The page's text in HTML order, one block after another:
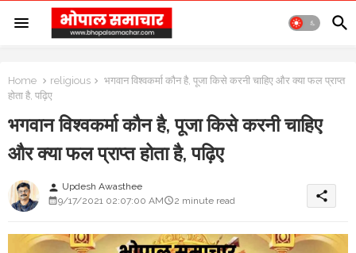
Home religious
भगवान विश्वकर्मा कौन है, पूजा किसे करनी चाहिए और क्या फल प्राप्त
होता है, पढ़िए
भगवान विश्वकर्मा कौन है, पूजा किसे करनी चाहिए
और क्या फल प्राप्त होता है, पढ़िए
person Updesh Awasthee
9/17/2021 02:07:00 AM
2 minute read share